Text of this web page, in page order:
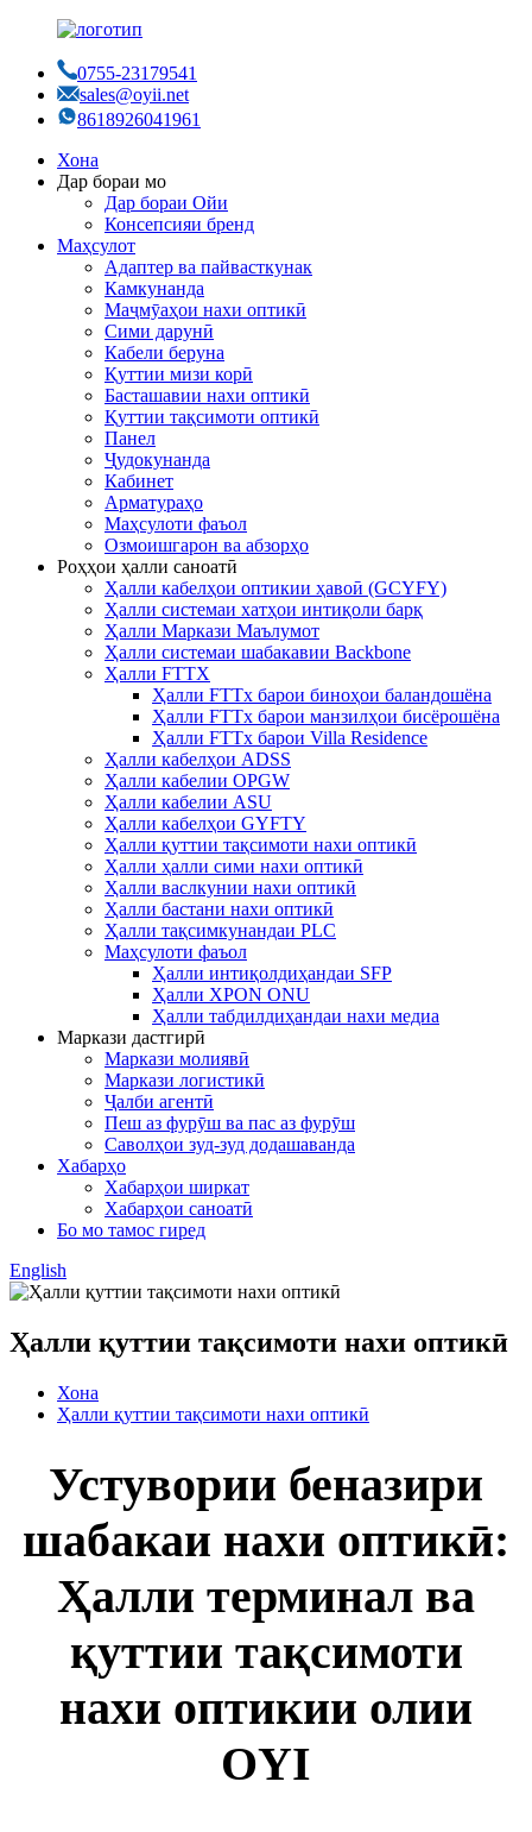
0755-23179541
sales@oyii.net
8618926041961
Хона
Дар бораи мо
Дар бораи Ойи
Консепсияи бренд
Маҳсулот
Адаптер ва пайвасткунак
Камкунанда
Маҷмӯаҳои нахи оптикӣ
Сими дарунӣ
Кабели беруна
Қуттии мизи корӣ
Басташавии нахи оптикӣ
Қуттии тақсимоти оптикӣ
Панел
Ҷудокунанда
Кабинет
Арматураҳо
Маҳсулоти фаъол
Озмоишгарон ва абзорҳо
Роҳҳои ҳалли саноатӣ
Ҳалли кабелҳои оптикии ҳавоӣ (GCYFY)
Ҳалли системаи хатҳои интиқоли барқ
Ҳалли Маркази Маълумот
Ҳалли системаи шабакавии Backbone
Ҳалли FTTX
Ҳалли FTTx барои биноҳои баландошёна
Ҳалли FTTx барои манзилҳои бисёрошёна
Ҳалли FTTx барои Villa Residence
Ҳалли кабелҳои ADSS
Ҳалли кабелии OPGW
Ҳалли кабелии ASU
Ҳалли кабелҳои GYFTY
Ҳалли қуттии тақсимоти нахи оптикӣ
Ҳалли ҳалли сими нахи оптикӣ
Ҳалли васлкунии нахи оптикӣ
Ҳалли бастани нахи оптикӣ
Ҳалли тақсимкунандаи PLC
Маҳсулоти фаъол
Ҳалли интиқолдиҳандаи SFP
Ҳалли XPON ONU
Ҳалли табдилдиҳандаи нахи медиа
Маркази дастгирӣ
Маркази молиявӣ
Маркази логистикӣ
Ҷалби агентӣ
Пеш аз фурӯш ва пас аз фурӯш
Саволҳои зуд-зуд додашаванда
Хабарҳо
Хабарҳои ширкат
Хабарҳои саноатӣ
Бо мо тамос гиред
English
Ҳалли қуттии тақсимоти нахи оптикӣ
Хона
Ҳалли қуттии тақсимоти нахи оптикӣ
Устувории беназири
шабакаи нахи оптикӣ:
Ҳалли терминал ва
қуттии тақсимоти
нахи оптикии олии
OYI